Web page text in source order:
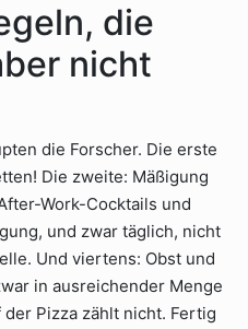
die
nicht
die Forscher. Die erste
Die zweite: Mäßigung
Work-Cocktails und
und zwar täglich, nicht
Und viertens: Obst und
in ausreichender Menge
Pizza zählt nicht. Fertig